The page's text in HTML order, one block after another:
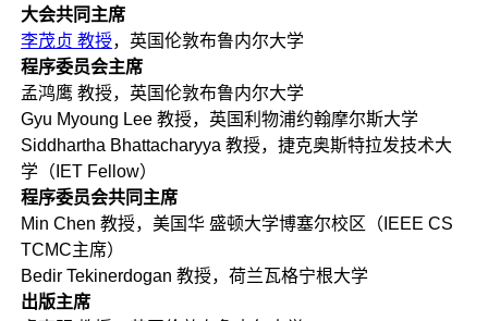
大会共同主席
李茂贞 教授，英国伦敦布鲁内尔大学
程序委员会主席
孟鸿鹰 教授，英国伦敦布鲁内尔大学
Gyu Myoung Lee 教授，英国利物浦约翰摩尔斯大学
Siddhartha Bhattacharyya 教授，捷克奥斯特拉发技术大
学（IET Fellow）
程序委员会共同主席
Min Chen 教授，美国华 盛顿大学博塞尔校区（IEEE CS
TCMC主席）
Bedir Tekinerdogan 教授，荷兰瓦格宁根大学
出版主席